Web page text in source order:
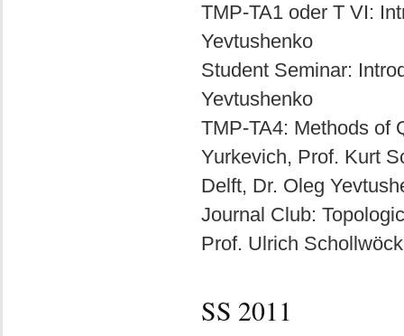
TMP-TA1 oder T VI:
Yevtushenko
Student Seminar:
Yevtushenko
TMP-TA4: Methods of
Yurkevich, Prof. Kurt
Delft, Dr. Oleg
Journal Club:
Prof. Ulrich
SS 2011